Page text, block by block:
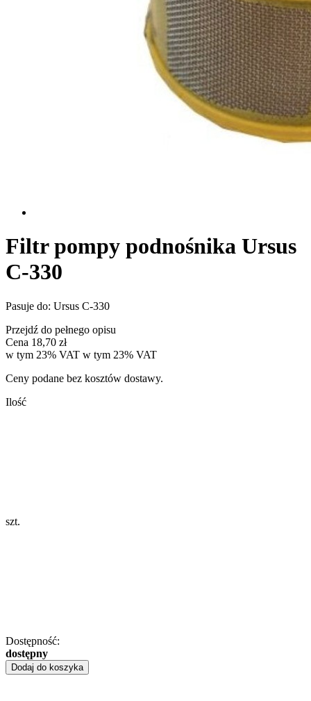
Filtr pompy podnośnika Ursus
C-330
Pasuje do: Ursus C-330
Przejdź do pełnego opisu
Cena 18,70 zł
w tym 23% VAT w tym 23% VAT
Ceny podane bez kosztów dostawy.
Ilość
szt.
Dostępność:
dostępny
Dodaj do koszyka